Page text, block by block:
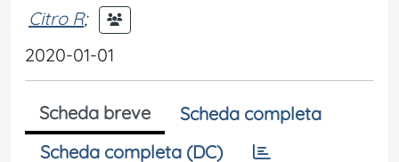
Citro R;
2020-01-01
Scheda breve
Scheda completa
Scheda completa (DC)